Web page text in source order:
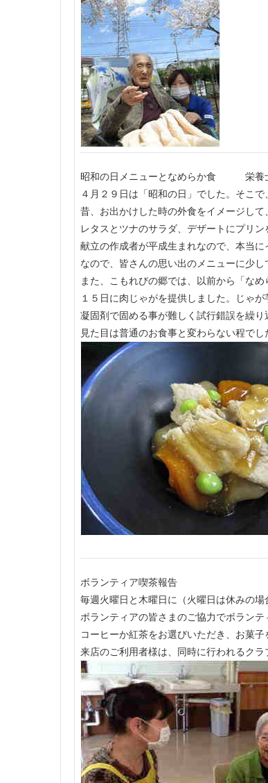
昭和の日メニューとなめらか食 栄養
４月２９日は「昭和の日」でした。そこ
昔、お出かけした時の外食をイメージし
レタスとツナのサラダ、デザートにプリン
献立の作成者が平成生まれなので、本当に
なので、皆さんの思い出のメニューに少し
また、こもれびの郷では、以前から「な
１５日に肉じゃがを提供しました。じゃが
凝固剤で固める事が難しく試行錯誤を繰り
見た目は普通のお食事と変わらない程で
ボランティア喫茶報告
毎週火曜日と木曜日に（火曜日は休みの場
ボランティアの皆さまのご協力でボランテ
コーヒーか紅茶をお選びいただき、お菓
来店のご利用者様は、同時に行われるク